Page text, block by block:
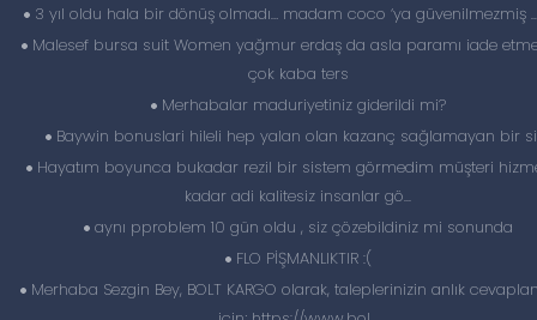
3 yıl oldu hala bir dönüş olmadı… madam coco ‘ya güvenilmezmiş
Malesef bursa suit Women yağmur erdaş da asla paramı iade
çok kaba ters
Merhabalar maduriyetiniz giderildi mi?
Baywin bonuslari hileli hep yalan olan kazanç sağlamayan bir
Hayatım boyunca bukadar rezil bir sistem görmedim müşteri
kadar adi kalitesiz insanlar gö...
aynı pproblem 10 gün oldu , siz çözebildiniz mi sonunda
FLO PİŞMANLIKTIR :(
Merhaba Sezgin Bey, BOLT KARGO olarak, taleplerinizin anlık